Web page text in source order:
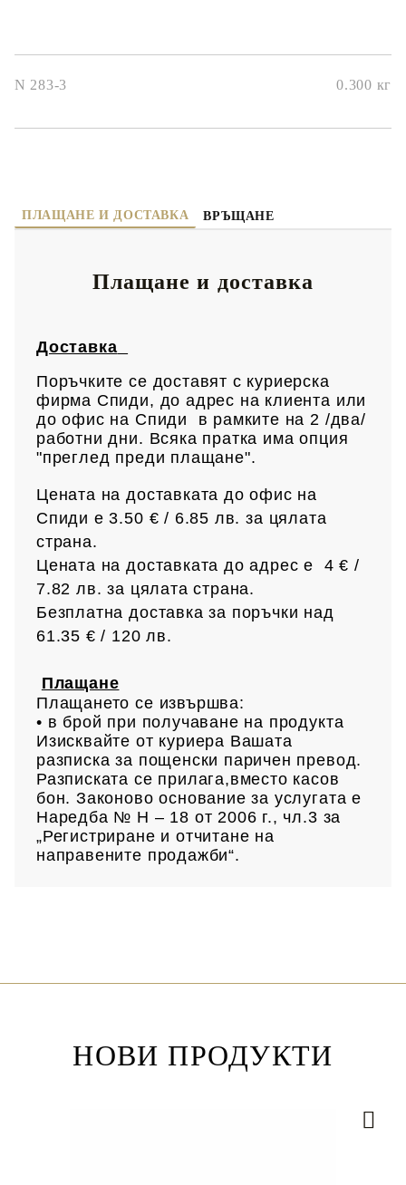
N 283-3 0.300 кг
ПЛАЩАНЕ И ДОСТАВКА ВРЪЩАНЕ
Плащане и доставка
Доставка
Поръчките се доставят с куриерска
фирма Спиди, до адрес на клиента или
до офис на Спиди в рамките на 2 /два/
работни дни. Всяка пратка има опция
"преглед преди плащане".
Цената на доставката до офис на
Спиди е 3.50 € / 6.85 лв.за цялата
страна.
Цената на доставката до адрес е 4 € /
7.82 лв.за цялата страна.
Безплатна доставка за поръчки над
61.35 € / 120 лв.
Плащане
Плащането се извършва:
• в брой при получаване на продукта
Изисквайте от куриера Вашата
разписка за пощенски паричен превод.
Разписката се прилага,вместо касов
бон. Законово основание за услугата е
Наредба № Н – 18 от 2006 г., чл.3 за
„Регистриране и отчитане на
направените продажби“.
НОВИ ПРОДУКТИ